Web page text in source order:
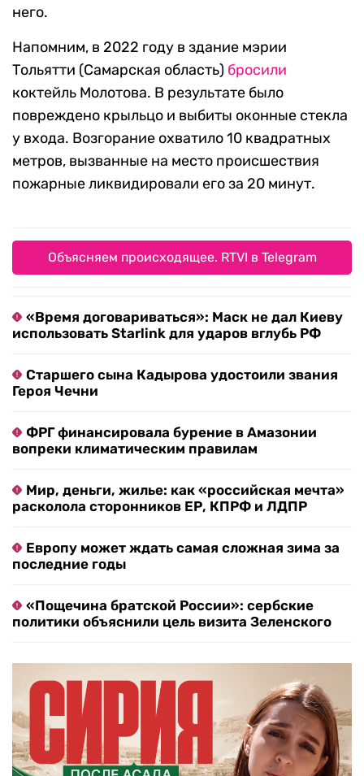
него.
Напомним, в 2022 году в здание мэрии
Тольятти (Самарская область) бросили
коктейль Молотова. В результате было
повреждено крыльцо и выбиты оконные стекла
у входа. Возгорание охватило 10 квадратных
метров, вызванные на место происшествия
пожарные ликвидировали его за 20 минут.
Объясняем происходящее. RTVI в Telegram
«Время договариваться»: Маск не дал Киеву
использовать Starlink для ударов вглубь РФ
Старшего сына Кадырова удостоили звания
Героя Чечни
ФРГ финансировала бурение в Амазонии
вопреки климатическим правилам
Мир, деньги, жилье: как «российская мечта»
расколола сторонников ЕР, КПРФ и ЛДПР
Европу может ждать самая сложная зима за
последние годы
«Пощечина братской России»: сербские
политики объяснили цель визита Зеленского